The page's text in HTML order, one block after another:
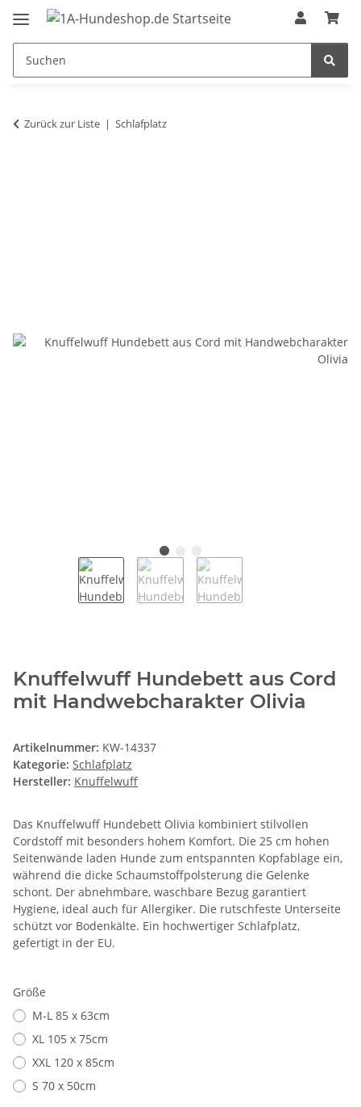
Zurück zur Liste Schlafplatz
Knuffelwuff Hundebett aus Cord
mit Handwebcharakter Olivia
Artikelnummer: KW-14337
Kategorie: Schlafplatz
Hersteller: Knuffelwuff
Das Knuffelwuff Hundebett Olivia kombiniert stilvollen
Cordstoff mit besonders hohem Komfort. Die 25 cm hohen
Seitenwände laden Hunde zum entspannten Kopfablage ein,
während die dicke Schaumstoffpolsterung die Gelenke
schont. Der abnehmbare, waschbare Bezug garantiert
Hygiene, ideal auch für Allergiker. Die rutschfeste Unterseite
schützt vor Bodenkälte. Ein hochwertiger Schlafplatz,
gefertigt in der EU.
Größe
M-L 85 x 63cm
XL 105 x 75cm
XXL 120 x 85cm
S 70 x 50cm